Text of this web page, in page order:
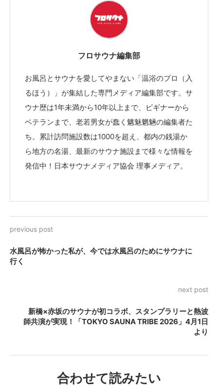
フロサウナ編集部
お風呂とサウナを愛してやまない「温浴のプロ（入
るほう）」が集結した専門メディア編集部です。サ
ウナ歴は1年未満から10年以上まで、ビギナーから
ベテランまで、老若男女が蠢く魑魅魍魎の編集者た
ち。累計訪問施設数は1000を超え、都内の銭湯か
ら地方の名湯、最新のサウナ施設まで様々な情報を
発信中！日本サウナメディア協会 理事メディア。
previous post
水風呂が怖かった私が、今では水風呂のためにサウナに
行く
next post
新橋×赤坂のサウナが初コラボ、スタンプラリーと熱波
師共演が実現！「TOKYO SAUNA TRIBE 2026」4月1日
より
合わせて読みたい